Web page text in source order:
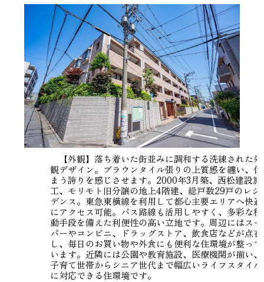
【外観】落ち着いた街並みに調和する洗練された外
観デザイン。ブラウンタイル張りの上質感を纏い、住
まう誇りを感じさせます。2000年3月築、西松建設施
工、モリモト旧分譲の地上4階建、総戸数29戸のレジ
デンス。東急東横線を利用して都心主要エリアへ快適
にアクセス可能。バス路線も活用しやすく、多彩な移
動手段を備えた利便性の高い立地です。周辺にはスー
パーやコンビニ、ドラッグストア、飲食店などが点在
し、毎日のお買い物や外食にも便利な住環境が整って
います。近隣には公園や教育施設、医療機関が揃い、
子育て世帯からシニア世代まで幅広いライフスタイル
に対応できる住環境です。